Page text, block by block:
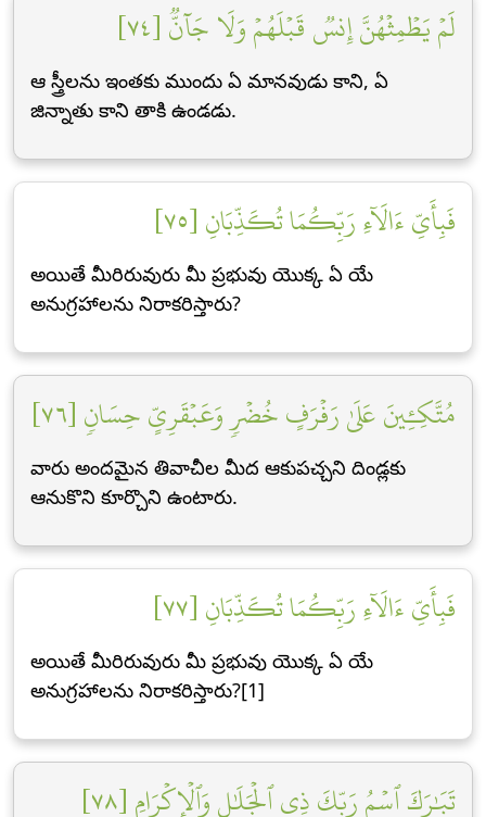
لَمۡ يَطۡمِثۡهُنَّ إِنسٞ قَبۡلَهُمۡ وَلَا جَآنّٞ [٧٤]
ఆ స్త్రీలను ఇంతకు ముందు ఏ మానవుడు కాని, ఏ
జిన్నాతు కాని తాకి ఉండడు.
فَبِأَيِّ ءَالَآءِ رَبِّكُمَا تُكَذِّبَانِ [٧٥]
అయితే మీరిరువురు మీ ప్రభువు యొక్క ఏ యే
అనుగ్రహాలను నిరాకరిస్తారు?
مُتَّكِـِٔينَ عَلَىٰ رَفۡرَفٍ خُضۡرٖ وَعَبۡقَرِيٍّ حِسَانٖ [٧٦]
వారు అందమైన తివాచీల మీద ఆకుపచ్చని దిండ్లకు
ఆనుకొని కూర్చొని ఉంటారు.
فَبِأَيِّ ءَالَآءِ رَبِّكُمَا تُكَذِّبَانِ [٧٧]
అయితే మీరిరువురు మీ ప్రభువు యొక్క ఏ యే
అనుగ్రహాలను నిరాకరిస్తారు?[1]
تَبَٰرَكَ ٱسۡمُ رَبِّكَ ذِي ٱلۡجَلَٰلِ وَٱلۡإِكۡرَامِ [٧٨]